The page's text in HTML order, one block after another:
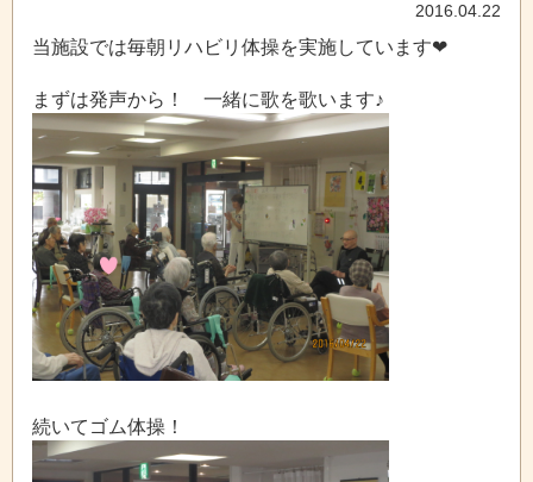
2016.04.22
当施設では毎朝リハビリ体操を実施しています❤
まずは発声から！ 一緒に歌を歌います♪
続いてゴム体操！